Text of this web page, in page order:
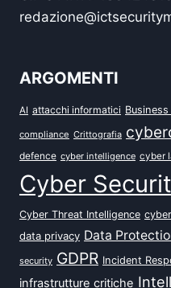
ARGOMENTI
AI attacchi informatici
compliance Crittografia
defence cyber intelligence cyber
Cyber
Cyber Threat Intelligence
data privacy Data
security GDPR Incident
infrastrutture critiche